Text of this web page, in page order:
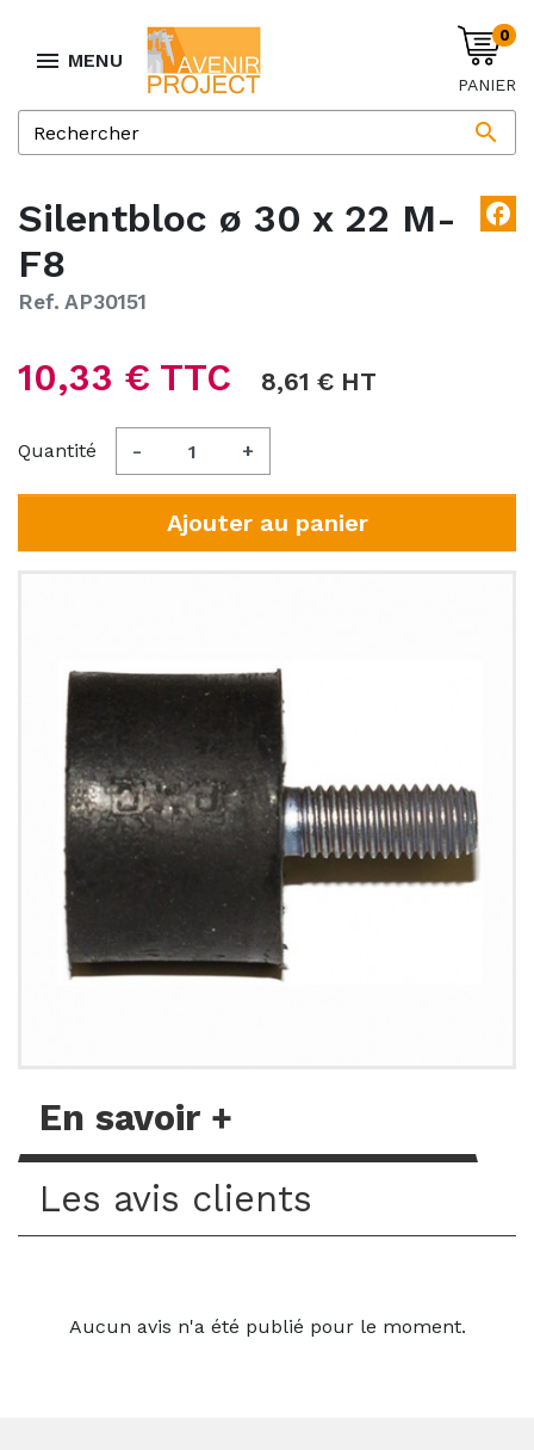
 MENU

0
PANIER
Silentbloc ø 30 x 22 M-
F8
facebook
Ref. AP30151
10,33 € TTC 8,61 € HT
Quantité - +
Ajouter au panier
En savoir +
Les avis clients
Aucun avis n'a été publié pour le moment.